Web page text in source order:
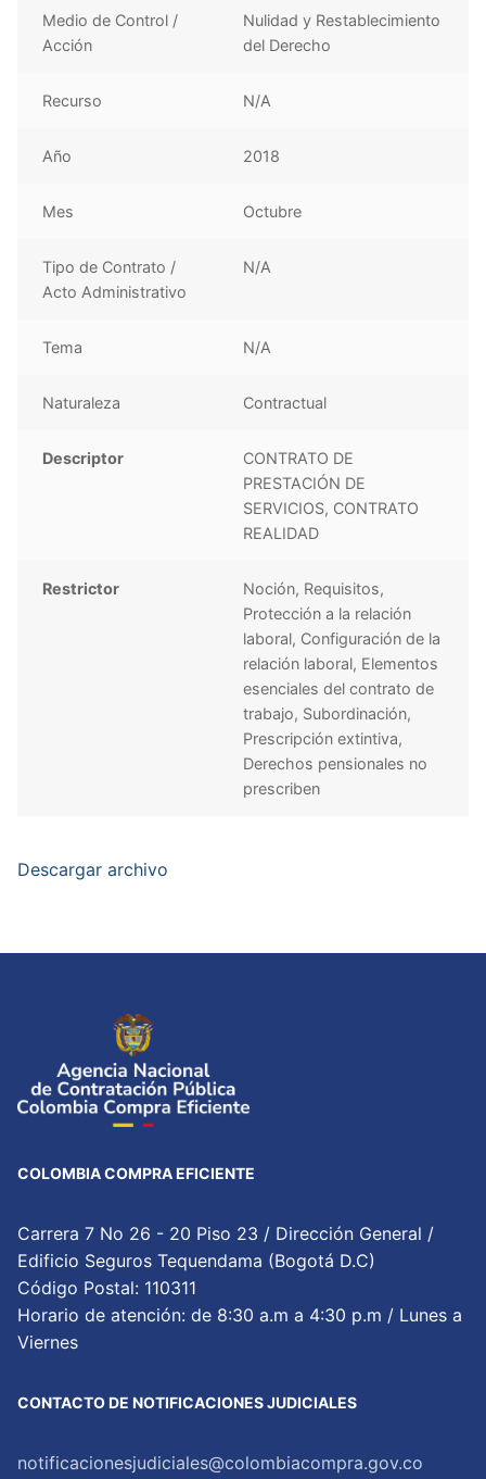
Medio de Control /
Acción
Nulidad y Restablecimiento
del Derecho
Recurso N/A
Año 2018
Mes Octubre
Tipo de Contrato /
Acto Administrativo
N/A
Tema N/A
Naturaleza Contractual
Descriptor
CONTRATO DE
PRESTACIÓN DE
SERVICIOS, CONTRATO
REALIDAD
Restrictor
Noción, Requisitos,
Protección a la relación
laboral, Configuración de la
relación laboral, Elementos
esenciales del contrato de
trabajo, Subordinación,
Prescripción extintiva,
Derechos pensionales no
prescriben
Descargar archivo
COLOMBIA COMPRA EFICIENTE
Carrera 7 No 26 - 20 Piso 23 / Dirección General /
Edificio Seguros Tequendama (Bogotá D.C)
Código Postal: 110311
Horario de atención: de 8:30 a.m a 4:30 p.m / Lunes a
Viernes
CONTACTO DE NOTIFICACIONES JUDICIALES
notificacionesjudiciales@colombiacompra.gov.co